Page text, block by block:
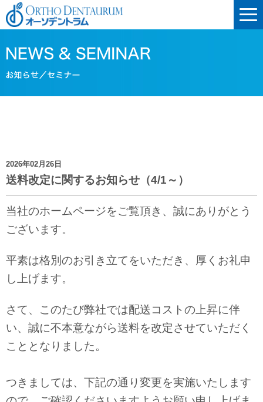
2026年02月26日
送料改定に関するお知らせ（4/1～）
当社のホームページをご覧頂き、誠にありがとう
ございます。
平素は格別のお引き立てをいただき、 厚くお礼申
し上げます。
さて、このたび弊社では配送コストの上昇に伴
い、誠に不本意ながら送料を改定させていただく
こととなりました。
つきましては、下記の通り変更を実施いたします